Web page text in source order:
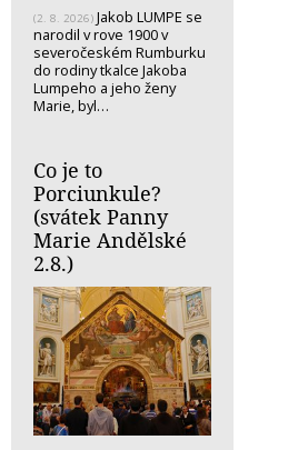
(2. 8. 2026) Jakob LUMPE se
narodil v rove 1900 v
severočeském Rumburku
do rodiny tkalce Jakoba
Lumpeho a jeho ženy
Marie, byl…
Co je to
Porciunkule?
(svátek Panny
Marie Andělské
2.8.)